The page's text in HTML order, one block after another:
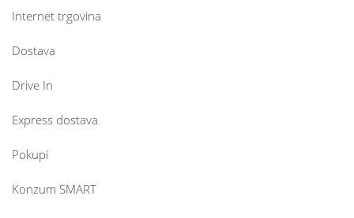
Internet trgovina
Dostava
Drive In
Express dostava
Pokupi
Konzum SMART